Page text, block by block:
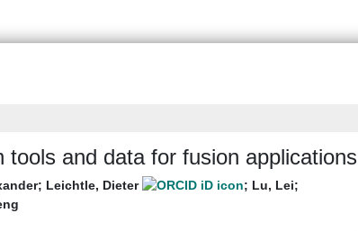
and data for fusion applications
; Leichtle, Dieter ; Lu, Lei;